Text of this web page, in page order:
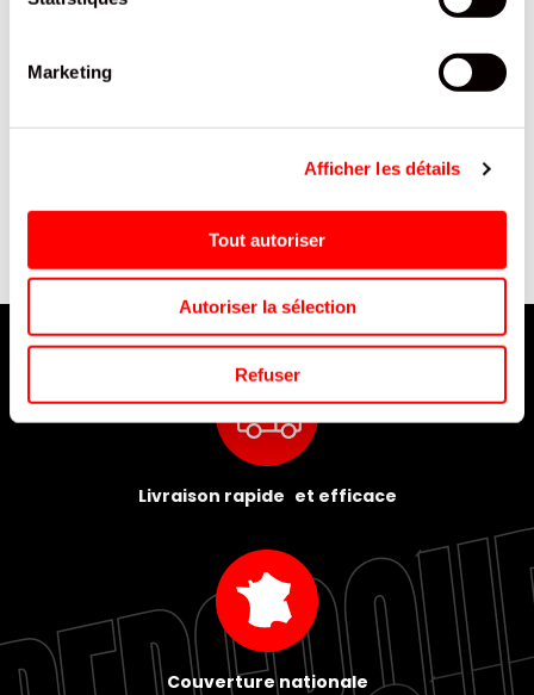
Marketing
Afficher les détails
Tout autoriser
Autoriser la sélection
Refuser
FINI ANNEAU PECHE H SCHT
CÔTE D'OR MIGNONNETTE
COTE D'OR BOITE CARTON
Livraison rapide et efficace
Couverture nationale